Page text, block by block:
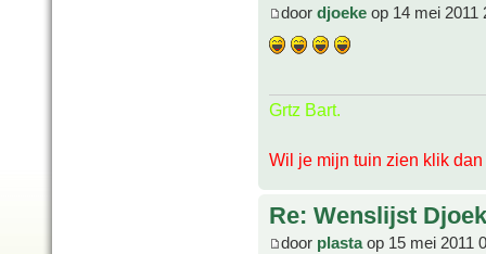
door djoeke op 14 mei 2011
Grtz Bart.
Wil je mijn tuin zien klik dan
Re: Wenslijst
door plastaop 15 mei 2011